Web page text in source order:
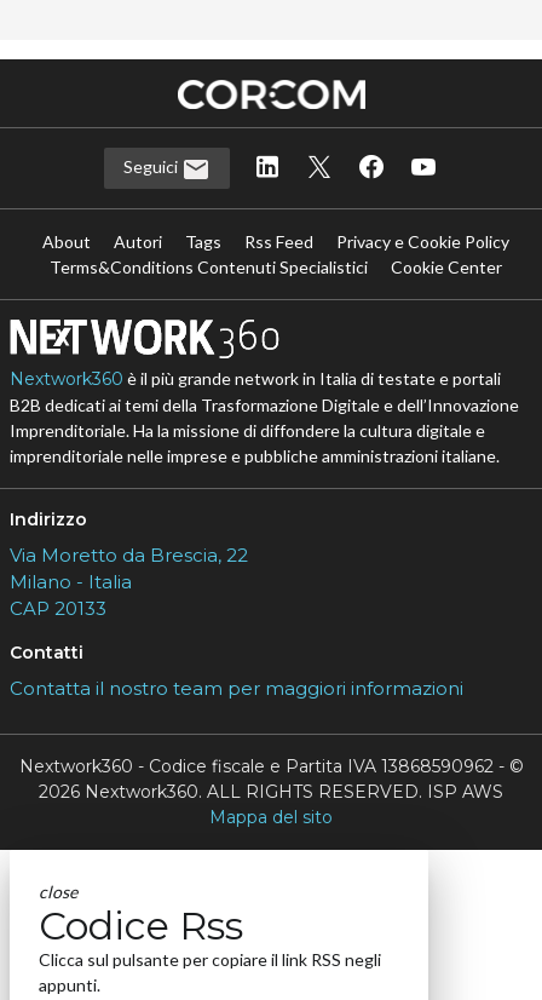
Seguici
About Autori Tags Rss Feed
Privacy e Cookie Policy
Terms&Conditions Contenuti Specialistici
Cookie Center
Nextwork360 è il più grande network in Italia di testate e portali
B2B dedicati ai temi della Trasformazione Digitale e dell’Innovazione
Imprenditoriale. Ha la missione di diffondere la cultura digitale e
imprenditoriale nelle imprese e pubbliche amministrazioni italiane.
Indirizzo
Via Moretto da Brescia, 22
Milano - Italia
CAP 20133
Contatti
Contatta il nostro team per maggiori informazioni
Nextwork360 - Codice fiscale e Partita IVA 13868590962 - ©
2026 Nextwork360. ALL RIGHTS RESERVED. ISP AWS
Mappa del sito
close
Codice Rss
Clicca sul pulsante per copiare il link RSS negli
appunti.